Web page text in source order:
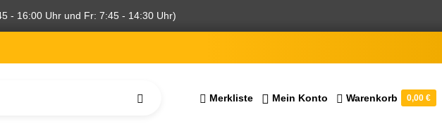
- 16:00 Uhr und Fr: 7:45 - 14:30 Uhr)
Merkliste Mein Konto Warenkorb 0,00 €